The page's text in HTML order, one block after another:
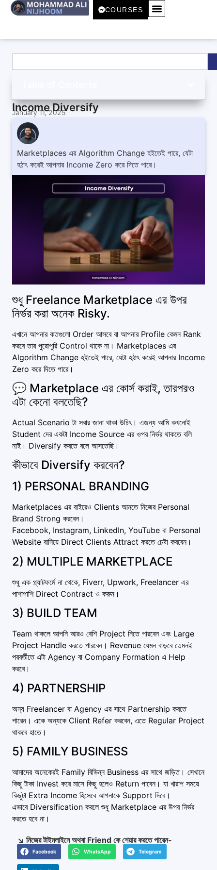
COURSES
Income Diversify
January 11, 2025
Marketplaces এর Algorithm Change হইতেই পারে, যেটা
হঠাৎ করেই আপনার Income Zero করে দিতে পারে।
শুধু Freelance Marketplace এর উপর
নির্ভর করা অনেক Risky.
এখানে আপনার কতগুলো Order আসবে বা আপনার Profile কেমন Rank
করবে তার পুরোপুরি Control থাকে না। Marketplaces এর
Algorithm Change হইতেই পারে, যেটা হঠাৎ করেই আপনার Income
Zero করে দিতে পারে।
💬 Marketplace এর কোর্স করাই, তারপরও
এটা কেনো বলতেছি?
Actual Scenario টা সবার জানা থাকা উচিৎ। এজন্য আমি কখনোই
Student দের একটা Income Source এর ওপর নির্ভর থাকতে বলি
নাই। Diversify করতে বলে আসতেছি।
কীভাবে Diversify করবেন?
1) PERSONAL BRANDING
Marketplaces এর বাইরেও Clients আনতে নিজের Personal
Brand Strong করবেন।
Facebook, Instagram, LinkedIn, YouTube বা Personal
Website বানিয়ে Direct Clients Attract করতে চেষ্টা করবেন।
2) MULTIPLE MARKETPLACE
শুধু এক প্ল্যাটফর্মে না থেকে, Fiverr, Upwork, Freelancer এর
পাশাপাশি Direct Contract ও করুন।
3) BUILD TEAM
Team থাকলে আপনি আরও বেশি Project নিতে পারবেন এবং Large
Project Handle করতে পারবেন। Revenue যেমন বাড়বে তেমনই
পরবর্তীতে এটা Agency বা Company Formation এ Help
করবে।
4) PARTNERSHIP
অন্য Freelancer বা Agency এর সাথে Partnership করতে
পারেন। একে অন্যকে Client Refer করবেন, এতে Regular Project
থাকবে হাতে।
5) FAMILY BUSINESS
আমাদের অনেকেরই Family বিভিন্ন Business এর সাথে জড়িত। সেখানে
কিছু টাকা Invest করে মাসে কিছু হলেও Return পাবেন। যা খারাপ সময়ে
কিছুটা Extra Income হিসেবে আপনাকে Support দিবে।
এভাবে Diversification করলে শুধু Marketplace এর উপর নির্ভর
করতে হবে না।
↘️ নিজের টাইমলাইনে অথবা Friend কে শেয়ার করতে পারেন-
Facebook WhatsApp Telegram